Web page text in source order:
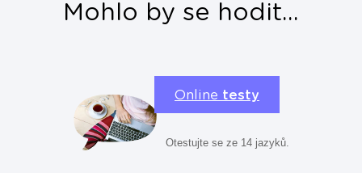
Mohlo by se hodit...
Online testy
Otestujte se ze 14 jazyků.